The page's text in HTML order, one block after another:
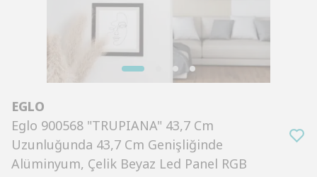
EGLO
Eglo 900568 "TRUPIANA" 43,7 Cm
Uzunluğunda 43,7 Cm Genişliğinde
Alüminyum, Çelik Beyaz Led Panel RGB